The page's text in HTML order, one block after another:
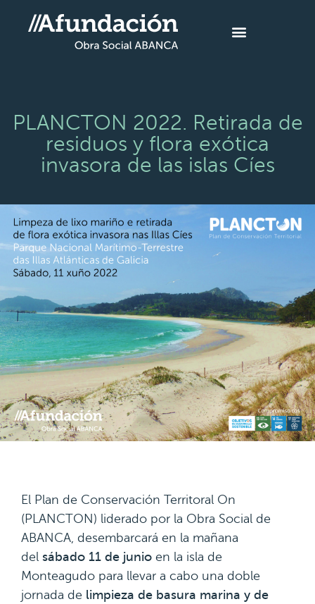
PLANCTON 2022. Retirada de
residuos y flora exótica
invasora de las islas Cíes
El Plan de Conservación Territoral On
(PLANCTON) liderado por la Obra Social de
ABANCA, desembarcará en la mañana
del sábado 11 de junio en la isla de
Monteagudo para llevar a cabo una doble
jornada de limpieza de basura marina y de